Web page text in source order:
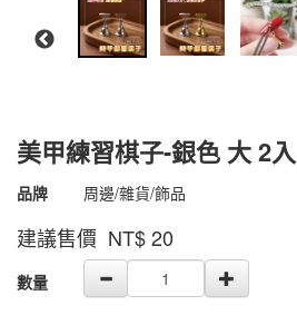
美甲練習棋子-銀色 大 2入
商品代號 4500000002655
4500000002655
品牌 周邊/雜貨/飾品
建議售價 NT$20
GOODS000000000000002227653
數量